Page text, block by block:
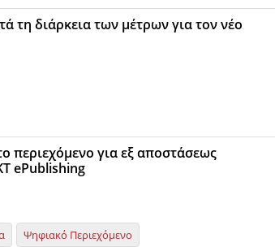
τη διάρκεια των μέτρων για τον νέο
περιεχόμενο για εξ αποστάσεως
ePublishing
Ψηφιακό Περιεχόμενο